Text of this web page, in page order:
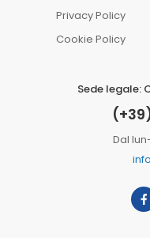
Privacy Policy
Cookie Policy
Sede legale:
Dal